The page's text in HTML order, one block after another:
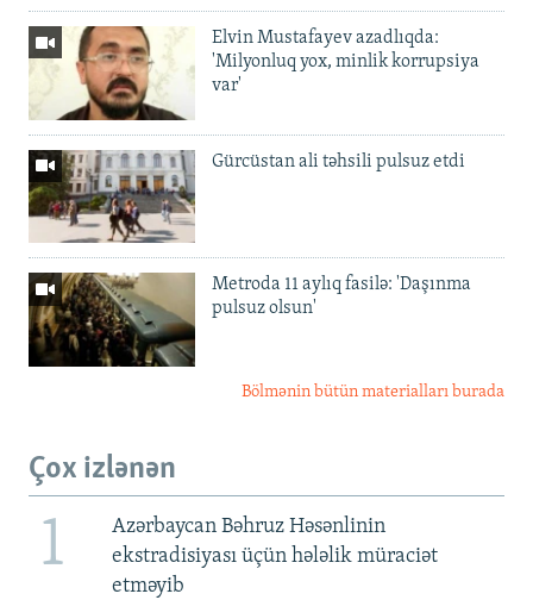
Elvin Mustafayev azadlıqda:
'Milyonluq yox, minlik korrupsiya
var'
Gürcüstan ali təhsili pulsuz etdi
Metroda 11 aylıq fasilə: 'Daşınma
pulsuz olsun'
Bölmənin bütün materialları burada
Çox izlənən
1
Azərbaycan Bəhruz Həsənlinin
ekstradisiyası üçün hələlik müraciət
etməyib